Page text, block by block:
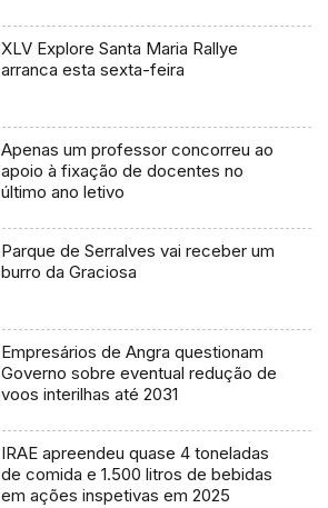
XLV Explore Santa Maria Rallye
arranca esta sexta-feira
Apenas um professor concorreu ao
apoio à fixação de docentes no
último ano letivo
Parque de Serralves vai receber um
burro da Graciosa
Empresários de Angra questionam
Governo sobre eventual redução de
voos interilhas até 2031
IRAE apreendeu quase 4 toneladas
de comida e 1.500 litros de bebidas
em ações inspetivas em 2025